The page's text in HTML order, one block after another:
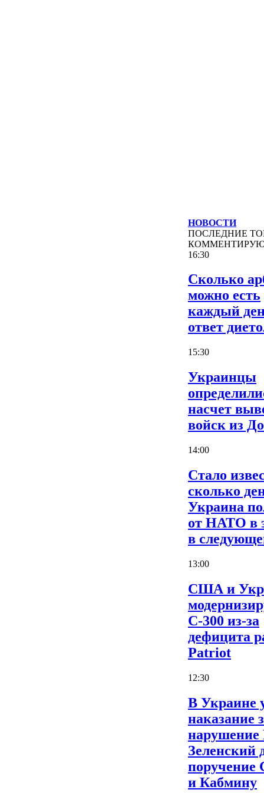
НОВОСТИ
ПОСЛЕДНИЕ
16:30
Сколько
можно есть
каждый
ответ
15:30
Украинцы
насчет
войск из
14:00
Стало
сколько
Украина
от НАТО в
в
13:00
США и
С-300 из-за
дефицита
Patriot
12:30
В Украине
наказание
Зеленский
и Кабмину